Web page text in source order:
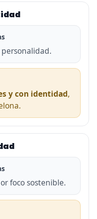
personalidad.
y con identidad,
foco sostenible.